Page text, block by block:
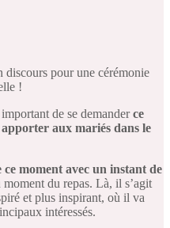
discours pour une cérémonie
!
de se demanderce
aux mariés dans le
moment avec un instant de
du repas. Là, il s’agit
et plus inspirant, où il va
intéressés.